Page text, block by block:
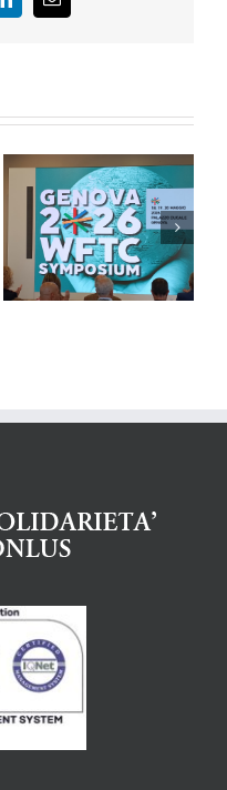
LinkedInEmail
La Voce di Genova
– 29/04/2026